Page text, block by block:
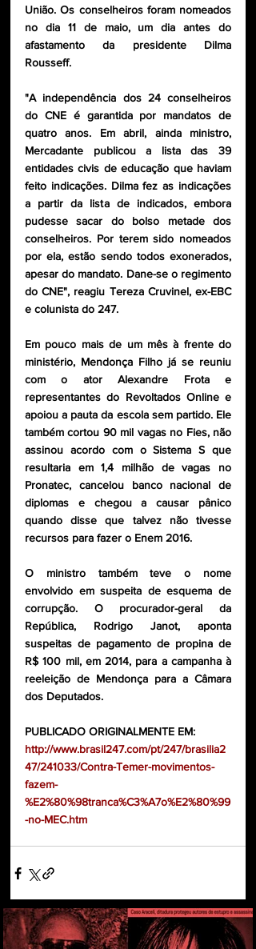
União. Os conselheiros foram nomeados
no dia 11 de maio, um dia antes do
afastamento da presidente Dilma
Rousseff.
"A independência dos 24 conselheiros
do CNE é garantida por mandatos de
quatro anos. Em abril, ainda ministro,
Mercadante publicou a lista das 39
entidades civis de educação que haviam
feito indicações. Dilma fez as indicações
a partir da lista de indicados, embora
pudesse sacar do bolso metade dos
conselheiros. Por terem sido nomeados
por ela, estão sendo todos exonerados,
apesar do mandato. Dane-se o regimento
do CNE", reagiu Tereza Cruvinel, ex-EBC
e colunista do 247.
Em pouco mais de um mês à frente do
ministério, Mendonça Filho já se reuniu
com o ator Alexandre Frota e
representantes do Revoltados Online e
apoiou a pauta da escola sem partido. Ele
também cortou 90 mil vagas no Fies, não
assinou acordo com o Sistema S que
resultaria em 1,4 milhão de vagas no
Pronatec, cancelou banco nacional de
diplomas e chegou a causar pânico
quando disse que talvez não tivesse
recursos para fazer o Enem 2016.
O ministro também teve o nome
envolvido em suspeita de esquema de
corrupção. O procurador-geral da
República, Rodrigo Janot, aponta
suspeitas de pagamento de propina de
R$ 100 mil, em 2014, para a campanha à
reeleição de Mendonça para a Câmara
dos Deputados.
PUBLICADO ORIGINALMENTE EM:
http://www.brasil247.com/pt/247/brasilia2
47/241033/Contra-Temer-movimentos-
fazem-
%E2%80%98tranca%C3%A7o%E2%80%99
-no-MEC.htm